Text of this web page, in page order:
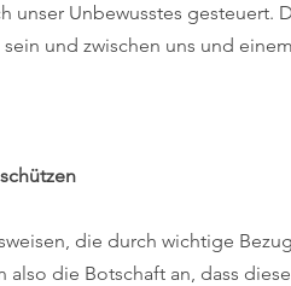
unser Unbewusstes gesteuert.
und zwischen uns und
die durch wichtige
die Botschaft an, dass